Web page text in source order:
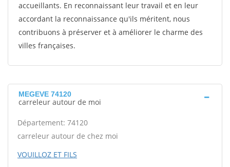
accueillants. En reconnaissant leur travail et en leur
accordant la reconnaissance qu'ils méritent, nous
contribuons à préserver et à améliorer le charme des
villes françaises.
MEGEVE 74120
carreleur autour de moi
Département: 74120
carreleur autour de chez moi
VOUILLOZ ET FILS